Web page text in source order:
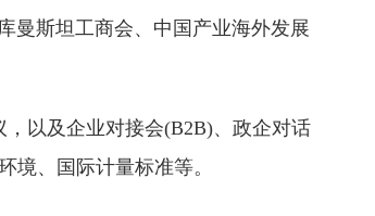
曼斯坦工商会、中国产业海外发展
以及企业对接会(B2B)、政企对话
境、国际计量标准等。